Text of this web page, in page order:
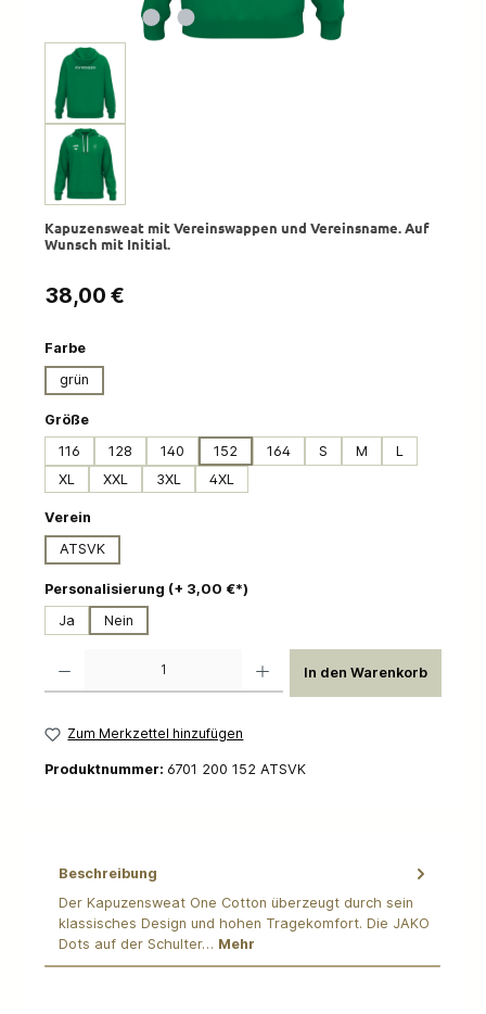
Kapuzensweat mit Vereinswappen und Vereinsname. Auf
Wunsch mit Initial.
Regulärer Preis:
38,00 €
Farbeauswählen
grün
Größeauswählen
116
128 140 152 164 S M
L
XL
XXL 3XL 4XL
Verein
ATSVK
Personalisierung (+ 3,00 €*)
Ja
Nein
In den Warenkorb
Zum Merkzettel hinzufügen
Produktnummer: 6701 200 152 ATSVK
Beschreibung
Der Kapuzensweat One Cotton überzeugt durch sein
klassisches Design und hohen Tragekomfort. Die JAKO
Dots auf der Schulter… Mehr